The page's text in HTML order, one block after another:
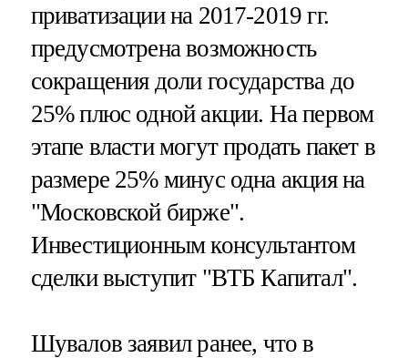
приватизации на 2017-2019 гг.
предусмотрена возможность
сокращения доли государства до
25% плюс одной акции. На первом
этапе власти могут продать пакет в
размере 25% минус одна акция на
"Московской бирже".
Инвестиционным консультантом
сделки выступит "ВТБ Капитал".
Шувалов заявил ранее, что в